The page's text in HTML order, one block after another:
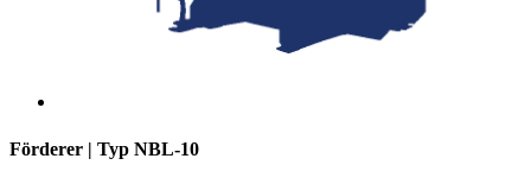
Förderer | Typ NBL-10